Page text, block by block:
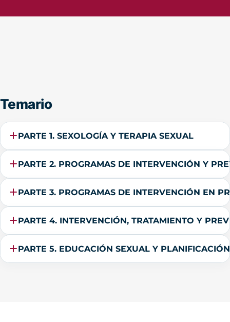
Temario
PARTE 1. SEXOLOGÍA Y TERAPIA SEXUAL
PARTE 2. PROGRAMAS DE INTERVENCIÓN Y
PARTE 3. PROGRAMAS DE
PARTE 4. INTERVENCIÓN, TRATAMIENTO
PARTE 5. EDUCACIÓN SEXUAL Y